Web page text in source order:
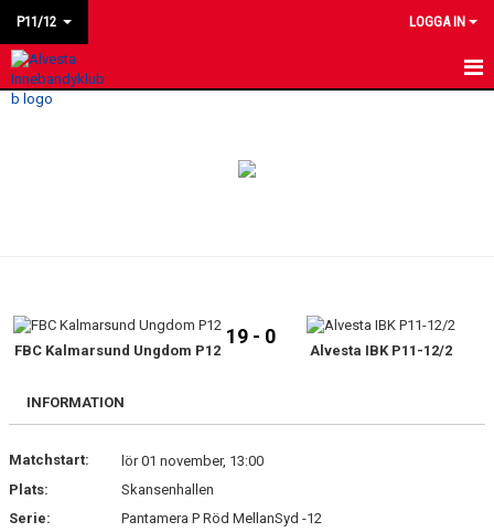
P11/12 LOGGA IN
HEM
BILDGALLERI
KONTAKT
FBC Kalmarsund Ungdom P12
19 - 0
Alvesta IBK P11-12/2
INFORMATION
Matchstart:
lör 01 november, 13:00
Plats:
Skansenhallen
Serie:
Pantamera P Röd MellanSyd -12